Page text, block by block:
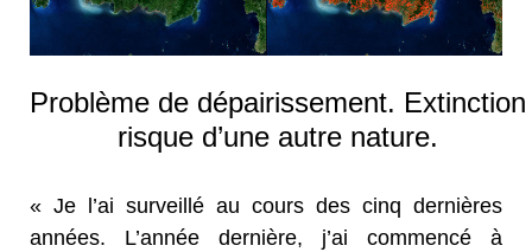
Problème de dépairissement. Extinction
risque d’une autre nature.
« Je l’ai surveillé au cours des cinq dernières
années. L’année dernière, j’ai commencé à